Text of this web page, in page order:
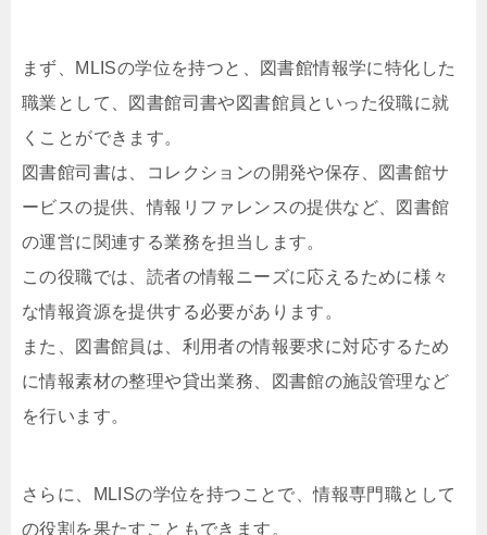
まず、MLISの学位を持つと、図書館情報学に特化した
職業として、図書館司書や図書館員といった役職に就
くことができます。
図書館司書は、コレクションの開発や保存、図書館サ
ービスの提供、情報リファレンスの提供など、図書館
の運営に関連する業務を担当します。
この役職では、読者の情報ニーズに応えるために様々
な情報資源を提供する必要があります。
また、図書館員は、利用者の情報要求に対応するため
に情報素材の整理や貸出業務、図書館の施設管理など
を行います。
さらに、MLISの学位を持つことで、情報専門職として
の役割を果たすこともできます。